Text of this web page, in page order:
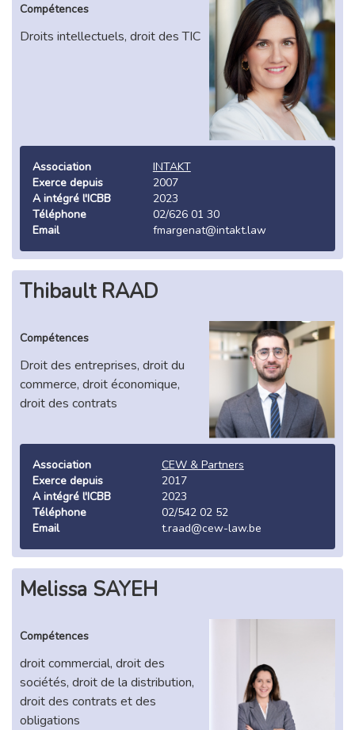
Compétences
Droits intellectuels, droit des TIC
Association
INTAKT
Exerce depuis
2007
A intégré l'ICBB
2023
Téléphone
02/626 01 30
Email
fmargenat@intakt.law
Thibault RAAD
Compétences
Droit des entreprises, droit du
commerce, droit économique,
droit des contrats
Association
CEW & Partners
Exerce depuis
2017
A intégré l'ICBB
2023
Téléphone
02/542 02 52
Email
t.raad@cew-law.be
Melissa SAYEH
Compétences
droit commercial, droit des
sociétés, droit de la distribution,
droit des contrats et des
obligations